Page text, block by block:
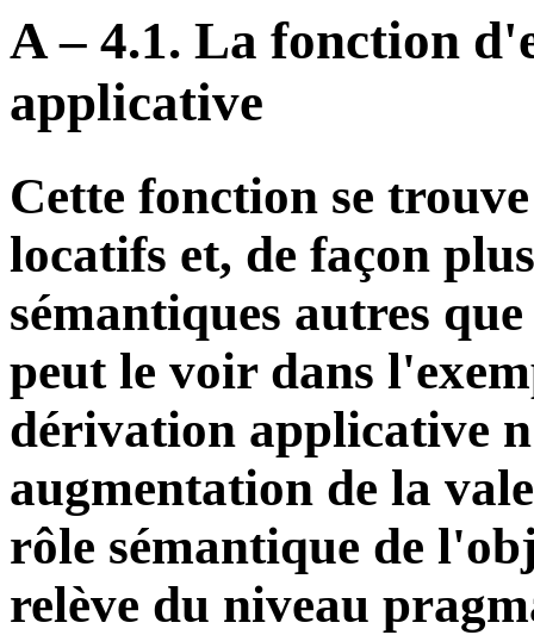
A – 4.1. La fonction
applicative
Cette fonction se
locatifs et, de façon
sémantiques autres
peut le voir dans
dérivation applicative
augmentation de la
rôle sémantique de
relève du niveau